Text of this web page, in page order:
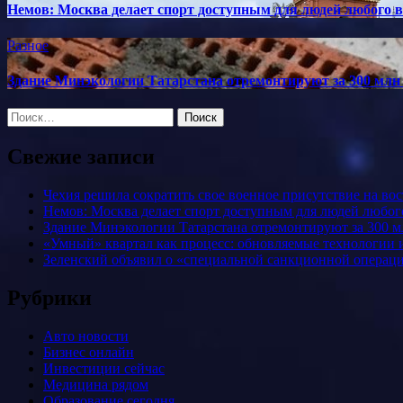
Немов: Москва делает спорт доступным для людей любого
Разное
Здание Минэкологии Татарстана отремонтируют за 300 млн
Найти:
Свежие записи
Чехия решила сократить свое военное присутствие на
Немов: Москва делает спорт доступным для людей
Здание Минэкологии Татарстана отремонтируют за 300
«Умный» квартал как процесс: обновляемые технологии
Зеленский объявил о «специальной санкционной
Рубрики
Авто новости
Бизнес онлайн
Инвестиции сейчас
Медицина рядом